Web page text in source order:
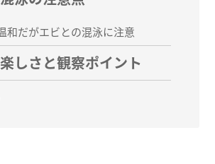
和だがエビとの混泳に注意
しさと観察ポイント